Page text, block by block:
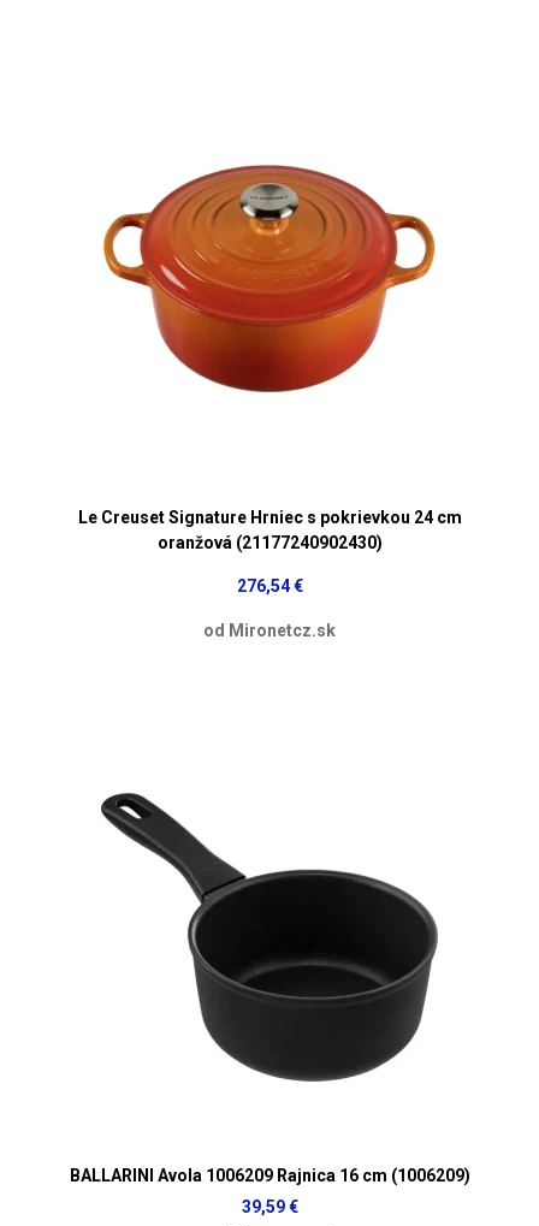
Le Creuset Signature Hrniec s pokrievkou 24 cm
oranžová (21177240902430)
276,54 €
od Mironetcz.sk
BALLARINI Avola 1006209 Rajnica 16 cm (1006209)
39,59 €